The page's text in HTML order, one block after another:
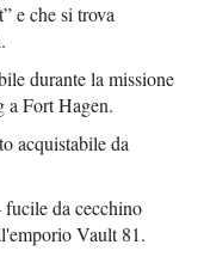
e che si trova
durante la missione
a Fort Hagen.
acquistabile da
fucile da cecchino
Vault 81.